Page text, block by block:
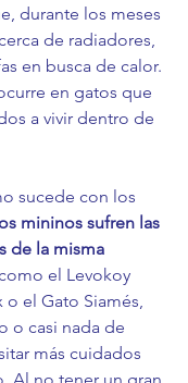
durante los meses
de radiadores,
en busca de calor.
en gatos que
a vivir dentro de
sucede con los
mininos sufren las
de la misma
el Levokoy
o el Gato Siamés,
o casi nada de
más cuidados